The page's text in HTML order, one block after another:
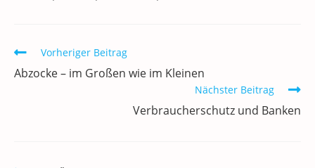
o
o
k
p
Weitere
Artikel
ansehen
Vorheriger Beitrag
Abzocke – im Großen wie im Kleinen
Nächster Beitrag
Verbraucherschutz und Banken